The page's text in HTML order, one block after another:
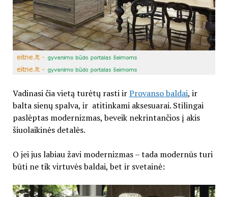
Vadinasi čia vietą turėtų rasti irProvanso baldai, ir
balta sienų spalva, ir atitinkami aksesuarai. Stilingai
paslėptas modernizmas, beveik nekrintančios į akis
šiuolaikinės detalės.
O jei jus labiau žavi modernizmas – tada modernūs turi
būti ne tik virtuvės baldai, bet ir svetainė: